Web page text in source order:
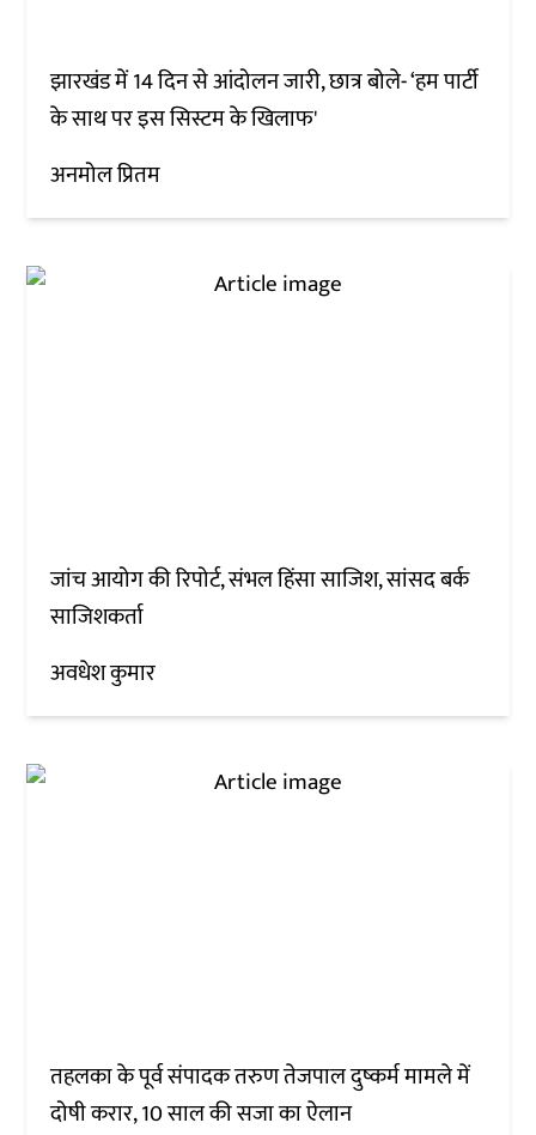
झारखंड में 14 दिन से आंदोलन जारी, छात्र बोले- ‘हम पार्टी
के साथ पर इस सिस्टम के खिलाफ'
अनमोल प्रितम
जांच आयोग की रिपोर्ट, संभल हिंसा साजिश, सांसद बर्क
साजिशकर्ता
अवधेश कुमार
तहलका के पूर्व संपादक तरुण तेजपाल दुष्कर्म मामले में
दोषी करार, 10 साल की सजा का ऐलान